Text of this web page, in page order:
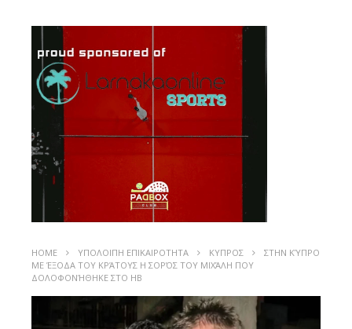
HOME ΥΠΟΛΟΙΠΗ ΕΠΙΚΑΙΡΟΤΗΤΑ ΚΥΠΡΟΣ
ΣΤΗΝ ΚΎΠΡΟ
ΜΕ ΈΞΟΔΑ ΤΟΥ ΚΡΆΤΟΥΣ Η ΣΟΡΌΣ ΤΟΥ ΜΙΧΆΛΗ ΠΟΥ
ΔΟΛΟΦΟΝΉΘΗΚΕ ΣΤΟ ΗΒ